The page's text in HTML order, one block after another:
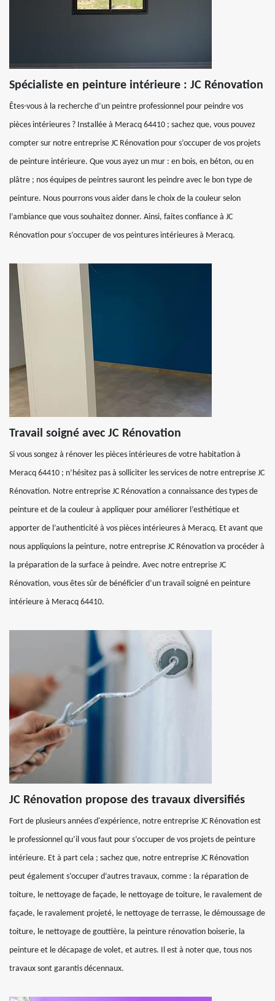
Spécialiste en peinture intérieure : JC Rénovation
Êtes-vous à la recherche d’un peintre professionnel pour peindre vos
pièces intérieures ? Installée à Meracq 64410 ; sachez que, vous pouvez
compter sur notre entreprise JC Rénovation pour s’occuper de vos projets
de peinture intérieure. Que vous ayez un mur : en bois, en béton, ou en
plâtre ; nos équipes de peintres sauront les peindre avec le bon type de
peinture. Nous pourrons vous aider dans le choix de la couleur selon
l’ambiance que vous souhaitez donner. Ainsi, faites confiance à JC
Rénovation pour s’occuper de vos peintures intérieures à Meracq.
Travail soigné avec JC Rénovation
Si vous songez à rénover les pièces intérieures de votre habitation à
Meracq 64410 ; n’hésitez pas à solliciter les services de notre entreprise JC
Rénovation. Notre entreprise JC Rénovation a connaissance des types de
peinture et de la couleur à appliquer pour améliorer l’esthétique et
apporter de l’authenticité à vos pièces intérieures à Meracq. Et avant que
nous appliquions la peinture, notre entreprise JC Rénovation va procéder à
la préparation de la surface à peindre. Avec notre entreprise JC
Rénovation, vous êtes sûr de bénéficier d’un travail soigné en peinture
intérieure à Meracq 64410.
JC Rénovation propose des travaux diversifiés
Fort de plusieurs années d'expérience, notre entreprise JC Rénovation est
le professionnel qu’il vous faut pour s’occuper de vos projets de peinture
intérieure. Et à part cela ; sachez que, notre entreprise JC Rénovation
peut également s’occuper d’autres travaux, comme : la réparation de
toiture, le nettoyage de façade, le nettoyage de toiture, le ravalement de
façade, le ravalement projeté, le nettoyage de terrasse, le démoussage de
toiture, le nettoyage de gouttière, la peinture rénovation boiserie, la
peinture et le décapage de volet, et autres. Il est à noter que, tous nos
travaux sont garantis décennaux.